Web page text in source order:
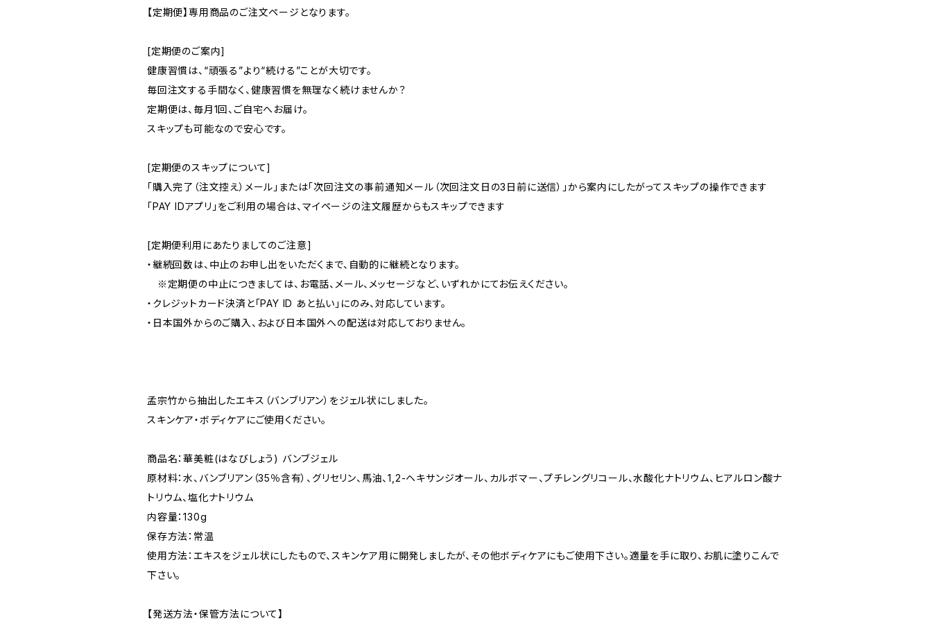
【定期便】専用商品のご注文ページとなります。
[定期便のご案内]
健康習慣は、“頑張る”より“続ける”ことが大切です。
毎回注文する手間なく、健康習慣を無理なく続けませんか？
定期便は、毎月1回、ご自宅へお届け。
スキップも可能なので安心です。
[定期便のスキップについて]
「購入完了（注文控え）メール」または「次回注文の事前通知メール（次回注文日の3日前に送信）」から案内にしたがってスキップの操作できます
「PAY IDアプリ」をご利用の場合は、マイページの注文履歴からもスキップできます
[定期便利用にあたりましてのご注意]
・継続回数は、中止のお申し出をいただくまで、自動的に継続となります。
※定期便の中止につきましては、お電話、メール、メッセージなど、いずれかにてお伝えください。
・クレジットカード決済と「PAY ID あと払い」にのみ、対応しています。
・日本国外からのご購入、および日本国外への配送は対応しておりません。
孟宗竹から抽出したエキス（バンブリアン）をジェル状にしました。
スキンケア・ボディケアにご使用ください。
商品名：華美粧(はなびしょう) バンブジェル
原材料：水、バンブリアン（35％含有）、グリセリン、馬油、1,2-ヘキサンジオール、カルボマー、プチレングリコール、水酸化ナトリウム、ヒアルロン酸ナ
トリウム、塩化ナトリウム
内容量：130g
保存方法：常温
使用方法：エキスをジェル状にしたもので、スキンケア用に開発しましたが、その他ボディケアにもご使用下さい。適量を手に取り、お肌に塗りこんで
下さい。
【発送方法・保管方法について】